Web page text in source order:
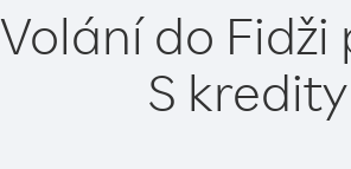
Volání do
S